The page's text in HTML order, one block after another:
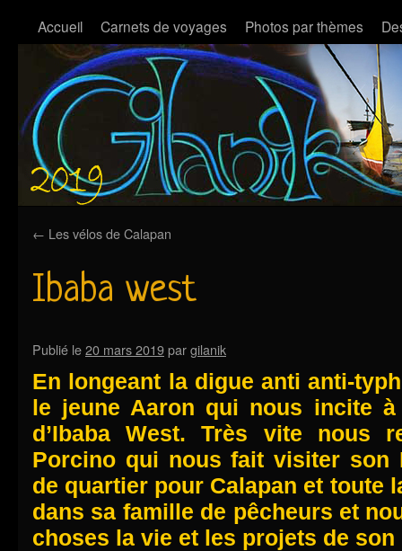
Accueil Carnets de voyages Photos par thèmes
← Les vélos de Calapan
Ibaba west
Publié le20 mars 2019pargilanik
En longeant la digue anti anti-
le jeune Aaron qui nous incite
d’Ibaba West. Très vite nous
Porcino qui nous fait visiter son
de quartier pour Calapan et toute
dans sa famille de pêcheurs et
choses la vie et les projets de son